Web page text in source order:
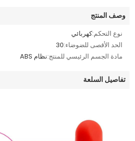
وصف المنتج
نوع التحكم:كهربائي
الحد الأقصى للضوضاء:30
مادة الجسم الرئيسي للمنتج:نظام ABS
تفاصيل السلعة